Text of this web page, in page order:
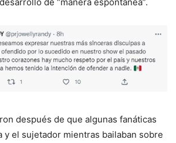
de “manera espontánea”.
después de que algunas fanáticas
y el sujetador mientras bailaban sobre